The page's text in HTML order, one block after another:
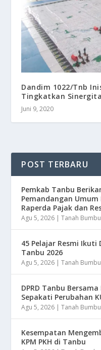
Dandim 1022/Tnb
Tingkatkan
Juni 9, 2020
POST TERBARU
Pemkab Tanbu
Pemandangan Umum
Raperda Pajak dan
Agu 5, 2026 |Tanah Bumbu
45 Pelajar Resmi
Tanbu 2026
Agu 5, 2026 |Tanah Bumbu
DPRD Tanbu
Sepakati Perubahan
Agu 5, 2026 |Tanah Bumbu
Kesempatan
KPM PKH di Tanbu